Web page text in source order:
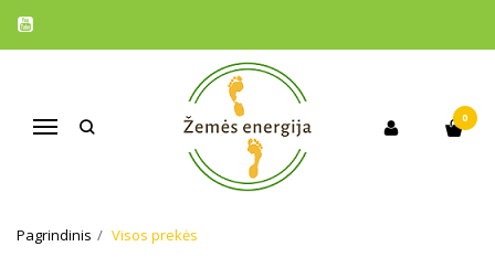
Navigacija
0
Pagrindinis Visos prekės